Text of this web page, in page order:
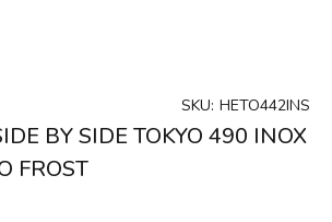
SKU: HETO442INS
BY SIDE TOKYO 490 INOX
FROST